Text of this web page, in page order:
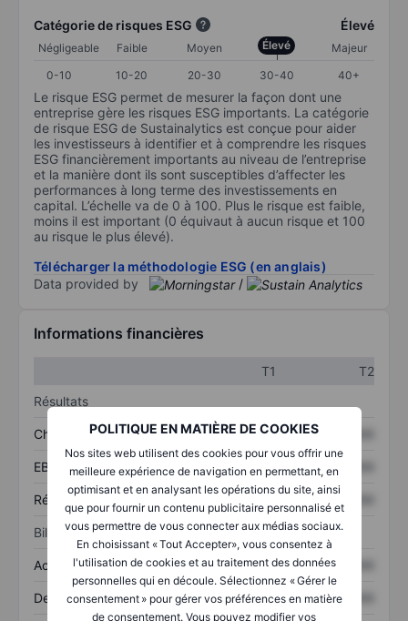
POLITIQUE EN MATIÈRE DE COOKIES
Nos sites web utilisent des cookies pour vous offrir une
meilleure expérience de navigation en permettant, en
optimisant et en analysant les opérations du site, ainsi
que pour fournir un contenu publicitaire personnalisé et
vous permettre de vous connecter aux médias sociaux.
En choisissant « Tout Accepter», vous consentez à
l'utilisation de cookies et au traitement des données
personnelles qui en découle. Sélectionnez « Gérer le
consentement » pour gérer vos préférences en matière
de consentement. Vous pouvez modifier vos
Catégorie de risques ESG Élevé
Négligeable Faible Moyen Élevé
Majeur
0-10
10-20 20-30 30-40 40+
Le risque ESG permet de mesurer la façon dont une
entreprise gère les risques ESG importants. La catégorie
de risque ESG de Sustainalytics est conçue pour aider
les investisseurs à identifier et à comprendre les risques
ESG financièrement importants au niveau de l’entreprise
et la manière dont ils sont susceptibles d’affecter les
performances à long terme des investissements en
capital. L’échelle va de 0 à 100. Plus le risque est faible,
moins il est important (0 équivaut à aucun risque et 100
au risque le plus élevé).
Télécharger la méthodologie ESG (en anglais)
Data provided by
/
Informations financières
T1
T2
Résultats
Chiffre d’affaires XXXXXXX XXXXXXX
EBITDA XXXXXXX XXXXXXX
Résultat net XXXXXXX XXXXXXX
Bilan
Actifs totaux XXXXXXX XXXXXXX
Dette totale XXXXXXX XXXXXXX